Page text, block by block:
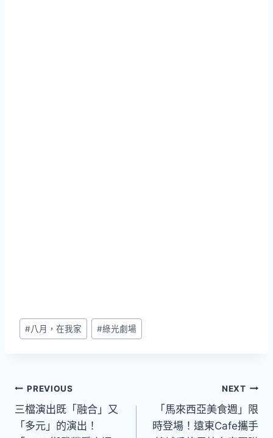
Post
Tags:
#八月，在我家 #綠光劇場
文
章
PREVIOUS
三檔演出既「融合」又
「多元」的演出！
NEXT
「馬來西亞美食週」限
時登場！遠東Cafe攜手